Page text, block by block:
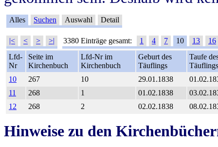
Alles Suchen Auswahl Detail
|< < > >| 3380 Einträge gesamt: 1 4 7 10 13
16
Lfd-
Nr
Seite im
Kirchenbuch
Lfd-Nr im
Kirchenbuch
Geburt des
Täuflings
Taufe
Täuflings
10
267 10 29.01.1838
11
268 1 01.02.1838
12
268 2 02.02.1838
Hinweise zu den